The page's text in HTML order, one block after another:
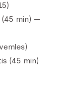
(45 min) —
(45 min)